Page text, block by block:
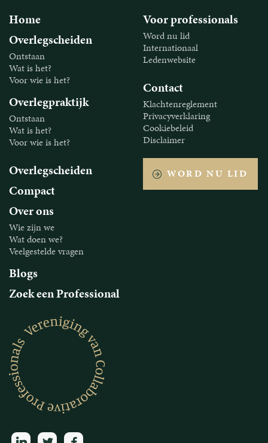
Home
Overlegscheiden
Ontstaan
Wat is het?
Voor wie is het?
Overlegpraktijk
Ontstaan
Wat is het?
Voor wie is het?
Overlegscheiden
Compact
Over ons
Wie zijn we
Wat doen we?
Veelgestelde vragen
Blogs
Zoek een Professional
Voor professionals
Word nu lid
Internationaal
Ledenwebsite
Contact
Klachtenreglement
Privacyverklaring
Cookiebeleid
Disclaimer
WORD NU LID
linkedintwitter facebook